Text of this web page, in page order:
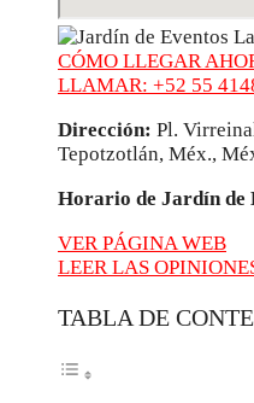
CÓMO LLEGAR
LLAMAR: +52 55
Dirección: Pl.
Tepotzotlán, Méx.,
Horario de Jardín de
VER PÁGINA WEB
LEER LAS
TABLA DE